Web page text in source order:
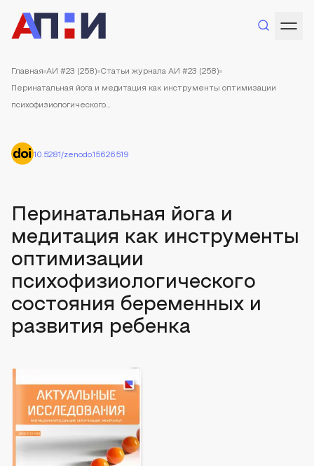
Главная АИ #23 (258) Статьи журнала АИ #23 (258)
Перинатальная йога и медитация как инструменты оптимизации
психофизиологического...
10.5281/zenodo.15626519
Перинатальная йога и
медитация как инструменты
оптимизации
психофизиологического
состояния беременных и
развития ребенка